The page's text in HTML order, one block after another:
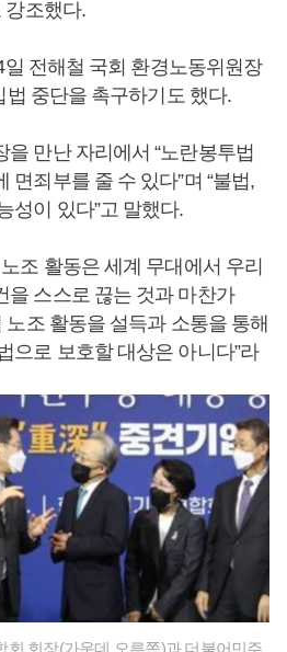
강조했다.
일 전해철 국회 환경노동위원장
법 중단을 촉구하기도 했다.
을 만난 자리에서 “노란봉투법
면죄부를 줄 수 있다”며 “불법,
성이 있다”고 말했다.
조 활동은 세계 무대에서 우리
을 스스로 끊는 것과 마찬가
노조 활동을 설득과 소통을 통해
으로 보호할 대상은 아니다”라
회 회장(가운데 오른쪽)과 더불어민주